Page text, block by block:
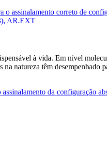
o assinalamento correto de
AR.EXT
à vida. Em nível
natureza têm
da configuração